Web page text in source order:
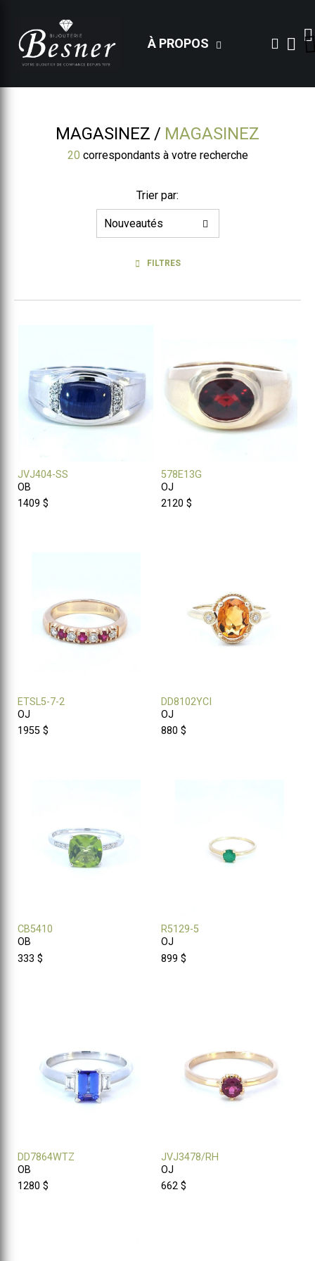
À PROPOS
MAGASINEZ MAGASINEZ
20 correspondants à votre recherche
Trier par:
FILTRES
JVJ404-SS
OB
1409 $
578E13G
OJ
2120 $
ETSL5-7-2
OJ
1955 $
DD8102YCI
OJ
880 $
CB5410
OB
333 $
R5129-5
OJ
899 $
DD7864WTZ
OB
1280 $
JVJ3478/RH
OJ
662 $